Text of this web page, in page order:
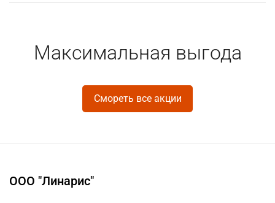
Максимальная выгода
Смореть все акции
ООО "Линарис"